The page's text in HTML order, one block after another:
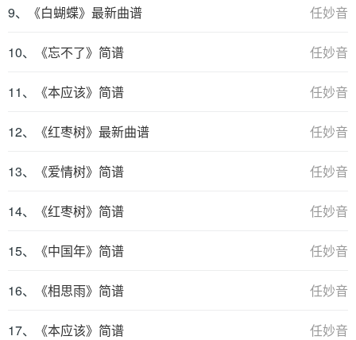
任妙音
9、 《白蝴蝶》最新曲谱
任妙音
10、 《忘不了》简谱
任妙音
11、 《本应该》简谱
任妙音
12、 《红枣树》最新曲谱
任妙音
13、 《爱情树》简谱
任妙音
14、 《红枣树》简谱
任妙音
15、 《中国年》简谱
任妙音
16、 《相思雨》简谱
任妙音
17、 《本应该》简谱